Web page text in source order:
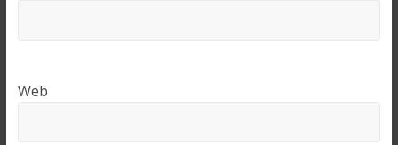
Web